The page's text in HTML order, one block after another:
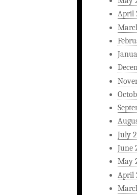
April
July
June
May
April